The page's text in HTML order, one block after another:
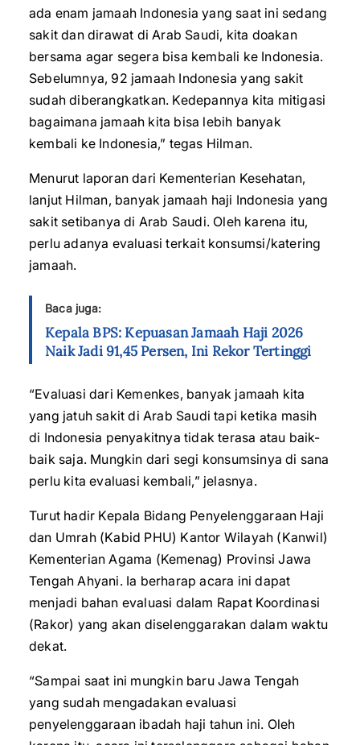
ada enam jamaah Indonesia yang saat ini sedang
sakit dan dirawat di Arab Saudi, kita doakan
bersama agar segera bisa kembali ke Indonesia.
Sebelumnya, 92 jamaah Indonesia yang sakit
sudah diberangkatkan. Kedepannya kita mitigasi
bagaimana jamaah kita bisa lebih banyak
kembali ke Indonesia,” tegas Hilman.
Menurut laporan dari Kementerian Kesehatan,
lanjut Hilman, banyak jamaah haji Indonesia yang
sakit setibanya di Arab Saudi. Oleh karena itu,
perlu adanya evaluasi terkait konsumsi/katering
jamaah.
Baca juga:
Kepala BPS: Kepuasan Jamaah Haji 2026
Naik Jadi 91,45 Persen, Ini Rekor Tertinggi
“Evaluasi dari Kemenkes, banyak jamaah kita
yang jatuh sakit di Arab Saudi tapi ketika masih
di Indonesia penyakitnya tidak terasa atau baik-
baik saja. Mungkin dari segi konsumsinya di sana
perlu kita evaluasi kembali,” jelasnya.
Turut hadir Kepala Bidang Penyelenggaraan Haji
dan Umrah (Kabid PHU) Kantor Wilayah (Kanwil)
Kementerian Agama (Kemenag) Provinsi Jawa
Tengah Ahyani. Ia berharap acara ini dapat
menjadi bahan evaluasi dalam Rapat Koordinasi
(Rakor) yang akan diselenggarakan dalam waktu
dekat.
“Sampai saat ini mungkin baru Jawa Tengah
yang sudah mengadakan evaluasi
penyelenggaraan ibadah haji tahun ini. Oleh